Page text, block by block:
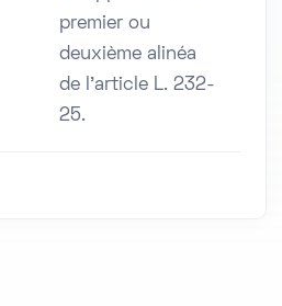
premier ou
deuxième alinéa
de l'article L. 232-
25.